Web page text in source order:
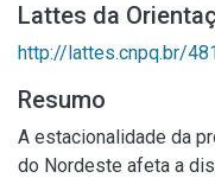
Lattes da
http://lattes.cnpq.br/
Resumo
A estacionalidade da
do Nordeste afeta a